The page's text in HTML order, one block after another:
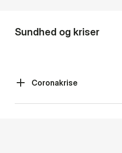
Sundhed og kriser
Coronakrise